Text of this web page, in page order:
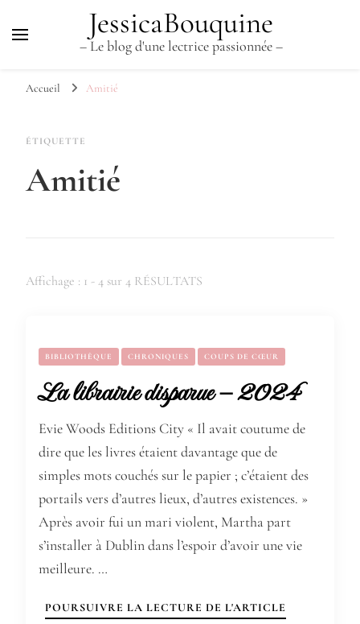
JessicaBouquine
– Le blog d'une lectrice passionnée –
Accueil Amitié
ÉTIQUETTE
Amitié
Affichage : 1 - 4 sur 4 RÉSULTATS
BIBLIOTHÈQUE CHRONIQUES COUPS DE CŒUR
La librairie disparue – 2024
Evie Woods Editions City « Il avait coutume de
dire que les livres étaient davantage que de
simples mots couchés sur le papier ; c’étaient des
portails vers d’autres lieux, d’autres existences. »
Après avoir fui un mari violent, Martha part
s’installer à Dublin dans l’espoir d’avoir une vie
meilleure. …
POURSUIVRE LA LECTURE DE L'ARTICLE